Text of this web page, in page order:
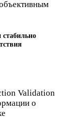
стабильно
Validation
о